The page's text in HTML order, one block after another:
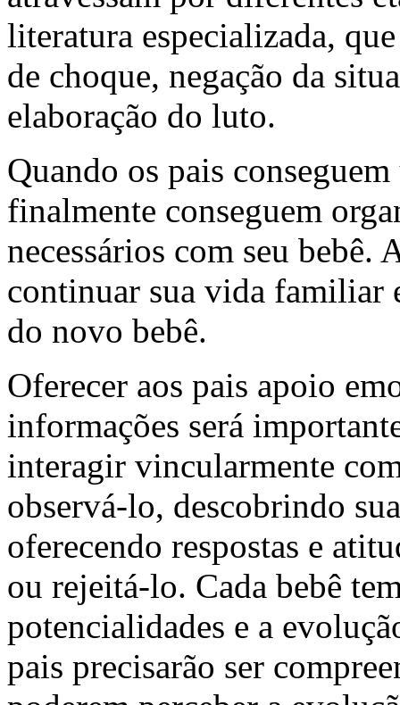
literatura especializada,
de choque, negação da
elaboração do luto.
Quando os pais
finalmente conseguem
necessários com seu bebê.
continuar sua vida familiar
do novo bebê.
Oferecer aos pais apoio
informações será
interagir vincularmente
observá-lo, descobrindo
oferecendo respostas e
ou rejeitá-lo. Cada bebê
potencialidades e a
pais precisarão ser